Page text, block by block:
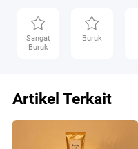
Sangat
Buruk
Buruk
Artikel Terkait